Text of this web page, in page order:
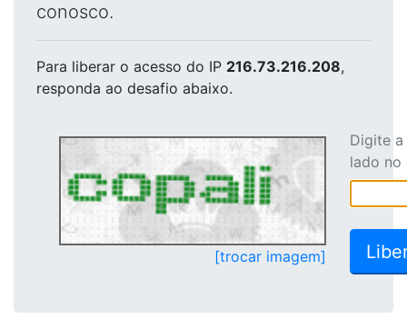
conosco.
Para liberar o acesso do IP 216.73.216.208,
responda ao desafio abaixo.
[trocar imagem]
Digite
lado no